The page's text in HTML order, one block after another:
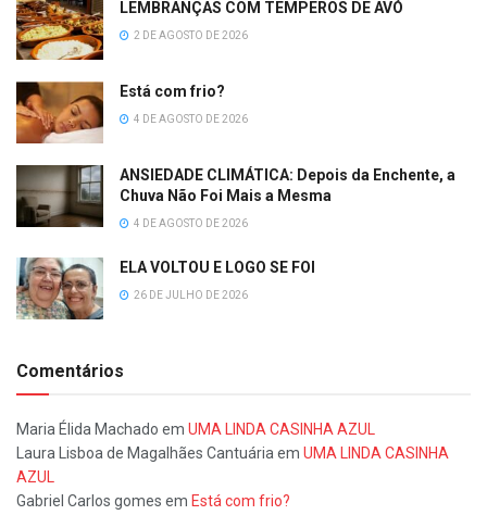
LEMBRANÇAS COM TEMPEROS DE AVÓ
2 DE AGOSTO DE 2026
Está com frio?
4 DE AGOSTO DE 2026
ANSIEDADE CLIMÁTICA: Depois da Enchente, a
Chuva Não Foi Mais a Mesma
4 DE AGOSTO DE 2026
ELA VOLTOU E LOGO SE FOI
26 DE JULHO DE 2026
Comentários
Maria Élida Machado em UMA LINDA CASINHA AZUL
Laura Lisboa de Magalhães Cantuáriaem UMA LINDA CASINHA
AZUL
Gabriel Carlos gomes em Está com frio?